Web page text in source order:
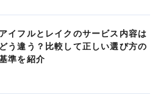
アイフルとレイクのサービス内容は
どう違う？比較して正しい選び方の
準を紹介